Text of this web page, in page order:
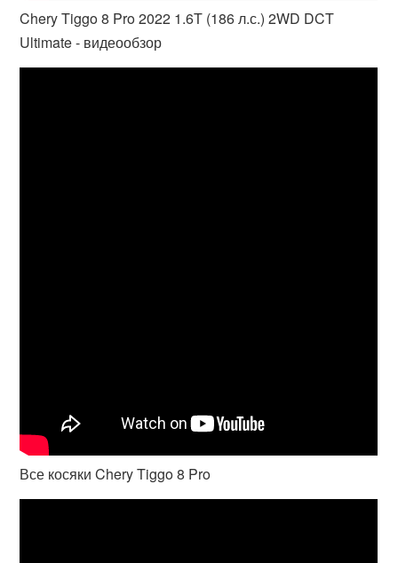
Chery Tiggo 8 Pro 2022 1.6T (186 л.с.) 2WD DCT
Ultimate - видеообзор
Все косяки Chery Tiggo 8 Pro